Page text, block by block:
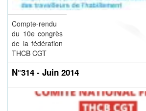
Compte-rendu
du 10e congrès
de la fédération
THCB CGT
N°314 - Juin 2014